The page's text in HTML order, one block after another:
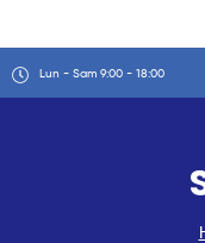
Lun - Sam 9:00 - 18:00